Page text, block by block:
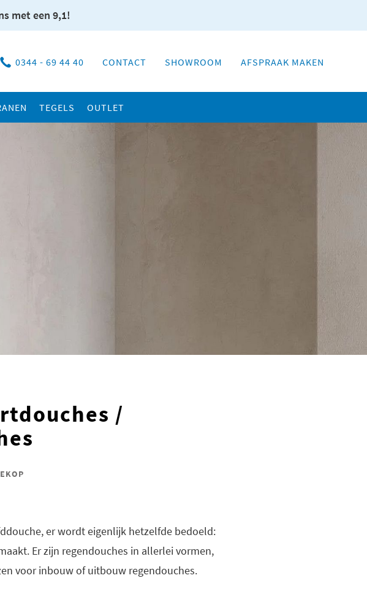
met een 9,1!
0344 - 69 44 40 CONTACT SHOWROOM AFSPRAAK MAKEN
TEGELS OUTLET
/
er wordt eigenlijk hetzelfde bedoeld:
Er zijn regendouches in allerlei vormen,
voor inbouw of uitbouw regendouches.